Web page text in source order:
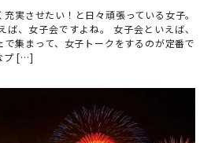
実させたい！と日々頑張っている女子。
、女子会ですよね。 女子会といえば、
集まって、女子トークをするのが定番で
プ […]